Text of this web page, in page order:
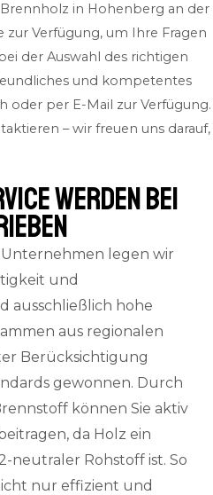
in Hohenberg an der
Verfügung, um Ihre Fragen
der Auswahl des richtigen
und kompetentes
oder per E-Mail zur Verfügung.
– wir freuen uns darauf,
werden bei
legen wir
und
ausschließlich hohe
aus regionalen
Berücksichtigung
gewonnen. Durch
können Sie aktiv
da Holz ein
neutraler Rohstoff ist. So
nur effizient und